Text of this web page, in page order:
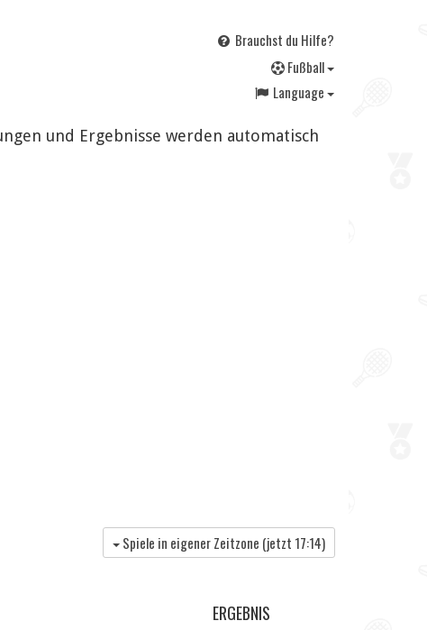
Brauchst du Hilfe?
Fußball
Language
und Ergebnisse werden automatisch
Spiele in eigener Zeitzone (jetzt 17:14)
ERGEBNIS